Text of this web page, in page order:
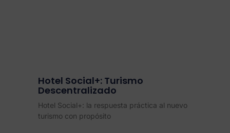
Hotel Social+: Turismo
Descentralizado
Hotel Social+: la respuesta práctica al nuevo
turismo con propósito